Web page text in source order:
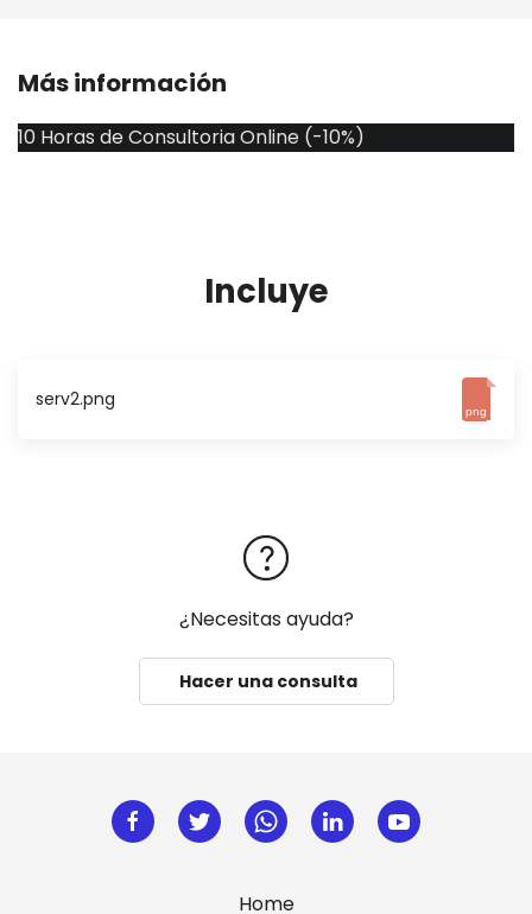
Más información
10 Horas de Consultoria Online (-10%)
Incluye
serv2.png
png
¿Necesitas ayuda?
Hacer una consulta
Home